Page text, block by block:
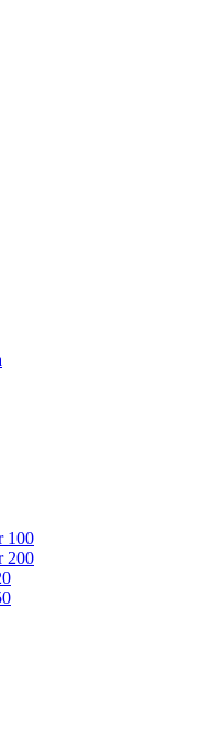
100
200